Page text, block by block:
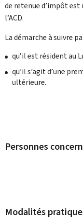
de retenue d’impôt
l’ACD.
La démarche à suivre
qu’il est résident au
qu’il s’agit d’une
ultérieure.
Personnes
Modalités